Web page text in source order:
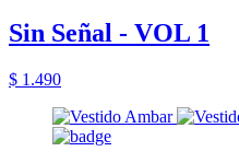
Sin Señal - VOL 1
$ 1.490